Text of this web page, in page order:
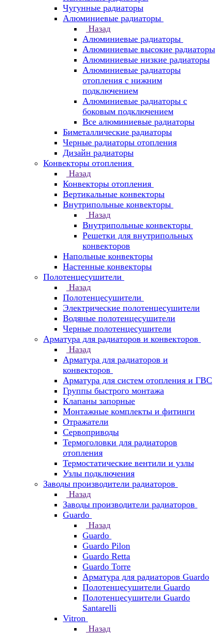
Чугунные радиаторы
Алюминиевые радиаторы
Назад
Алюминиевые радиаторы
Алюминиевые высокие радиаторы
Алюминиевые низкие радиаторы
Алюминиевые радиаторы
отопления с нижним
подключением
Алюминиевые радиаторы с
боковым подключением
Все алюминиевые радиаторы
Биметаллические радиаторы
Черные радиаторы отопления
Дизайн радиаторы
Конвекторы отопления
Назад
Конвекторы отопления
Вертикальные конвекторы
Внутрипольные конвекторы
Назад
Внутрипольные конвекторы
Решетки для внутрипольных
конвекторов
Напольные конвекторы
Настенные конвекторы
Полотенцесушители
Назад
Полотенцесушители
Электрические полотенцесушители
Водяные полотенцесушители
Черные полотенцесушители
Арматура для радиаторов и конвекторов
Назад
Арматура для радиаторов и
конвекторов
Арматура для систем отопления и ГВС
Группы быстрого монтажа
Клапаны запорные
Монтажные комплекты и фитинги
Отражатели
Сервоприводы
Термоголовки для радиаторов
отопления
Термостатические вентили и узлы
Узлы подключения
Заводы производители радиаторов
Назад
Заводы производители радиаторов
Guardo
Назад
Guardo
Guardo Pilon
Guardo Retta
Guardo Torre
Арматура для радиаторов Guardo
Полотенцесушители Guardo
Полотенцесушители Guardo
Santarelli
Vitron
Назад